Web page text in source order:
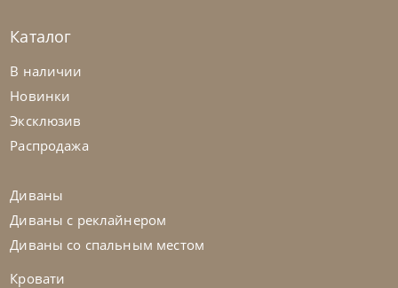
Cattelan Italia
Стул барный Arcadia Couture
Каталог
В наличии
Новинки
Эксклюзив
Распродажа
Диваны
Диваны с реклайнером
Диваны со спальным местом
Кровати